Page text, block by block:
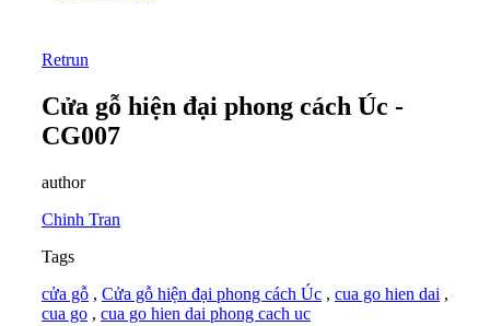
Retrun
Cửa gỗ hiện đại phong cách Úc -
CG007
author
Chinh Tran
Tags
cửa gỗ , Cửa gỗ hiện đại phong cách Úc , cua go hien dai ,
cua go , cua go hien dai phong cach uc